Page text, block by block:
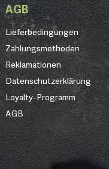
AGB
Lieferbedingungen
Zahlungsmethoden
Reklamationen
Datenschutzerklärung
Loyalty-Programm
AGB